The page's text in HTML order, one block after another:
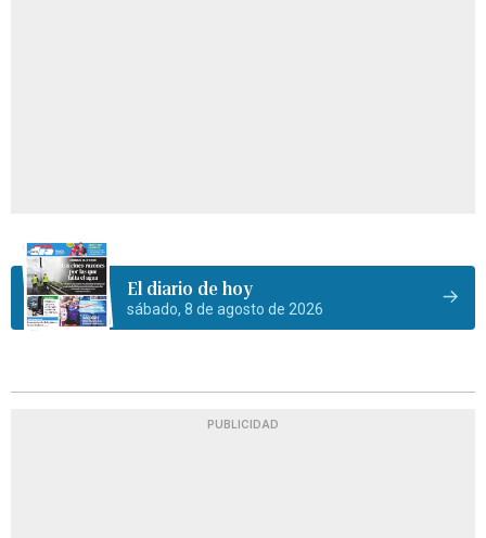
El diario de hoy
sábado, 8 de agosto de 2026
PUBLICIDAD